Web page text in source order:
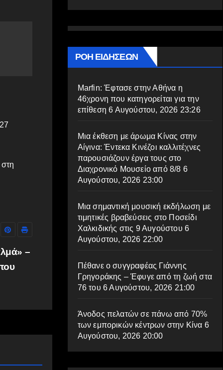
–
ΡΟΗ ΕΙΔΗΣΕΩΝ
Marfin: Έφτασε στην Αθήνα η
46χρονη που κατηγορείται για την
επίθεση 6 Αυγούστου, 2026 23:26
Μια έκθεση με άρωμα Κίνας στην
Αίγινα: Έντεκα Κινέζοι καλλιτέχνες
παρουσιάζουν έργα τους στο
Διαχρονικό Μουσείο από 8/8 6
Αυγούστου, 2026 23:00
Μια σημαντική μουσική εκδήλωση με
τιμητικές βραβεύσεις στο Ποσείδι
Χαλκιδικής στις 9 Αυγούστου 6
Αυγούστου, 2026 22:00
Πέθανε ο συγγραφέας Γιάννης
Γρηγοράκης – Έφυγε από τη ζωή στα
76 του 6 Αυγούστου, 2026 21:00
Άνοδος πελατών σε πάνω από 70%
των εμπορικών κέντρων στην Κίνα 6
Αυγούστου, 2026 20:00